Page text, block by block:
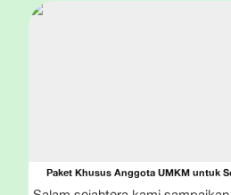
Paket Khusus Anggota UMKM untuk